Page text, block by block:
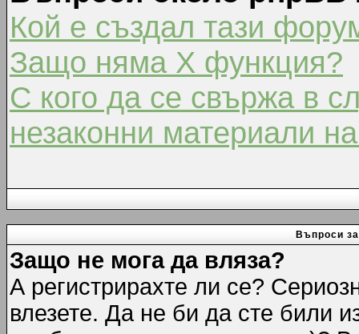
Кой е създал тази
Защо няма X функция?
С кого да се свържа в
незаконни материали
Въпроси
Защо не мога да вляза?
А регистрирахте ли се?
влезете. Да не би да сте били